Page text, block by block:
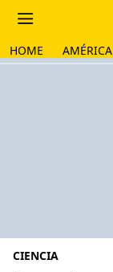
HOME AMÉRICA
CIENCIA